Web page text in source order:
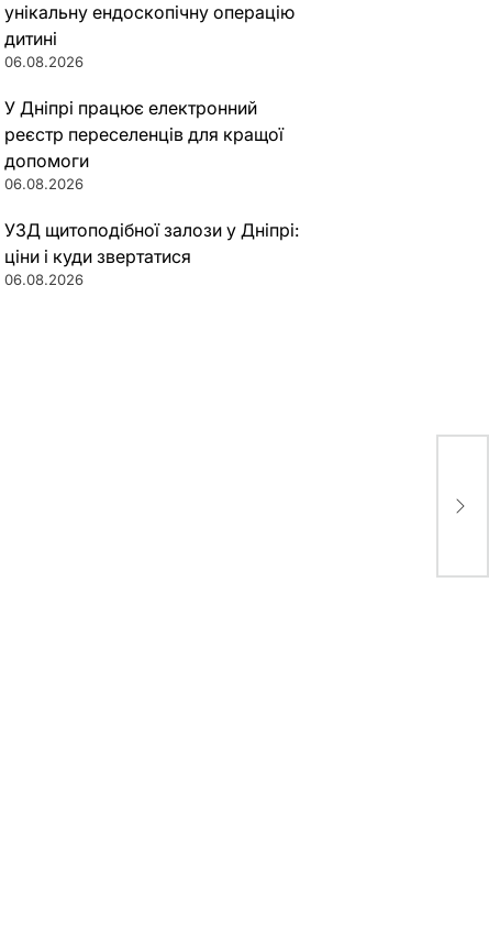
с
унікальну ендоскопічну операцію
дитині
06.08.2026
У Дніпрі працює електронний
реєстр переселенців для кращої
допомоги
06.08.2026
УЗД щитоподібної залози у Дніпрі:
ціни і куди звертатися
06.08.2026